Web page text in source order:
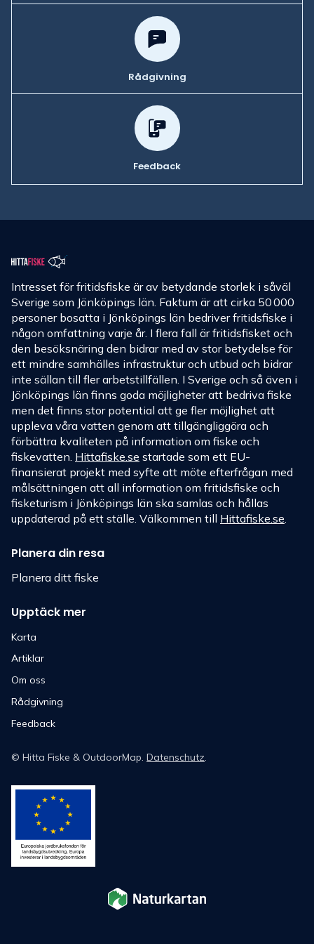
Rådgivning
Feedback
Intresset för fritidsfiske är av betydande storlek i såväl
Sverige som Jönköpings län. Faktum är att cirka 50 000
personer bosatta i Jönköpings län bedriver fritidsfiske i
någon omfattning varje år. I flera fall är fritidsfisket och
den besöksnäring den bidrar med av stor betydelse för
ett mindre samhälles infrastruktur och utbud och bidrar
inte sällan till fler arbetstillfällen. I Sverige och så även i
Jönköpings län finns goda möjligheter att bedriva fiske
men det finns stor potential att ge fler möjlighet att
uppleva våra vatten genom att tillgängliggöra och
förbättra kvaliteten på information om fiske och
fiskevatten. Hittafiske.se startade som ett EU-
finansierat projekt med syfte att möte efterfrågan med
målsättningen att all information om fritidsfiske och
fisketurism i Jönköpings län ska samlas och hållas
uppdaterad på ett ställe. Välkommen till Hittafiske.se
Planera din resa
Planera ditt fiske
Upptäck mer
Karta
Artiklar
Om oss
Rådgivning
Feedback
© Hitta Fiske & OutdoorMap. Datenschutz